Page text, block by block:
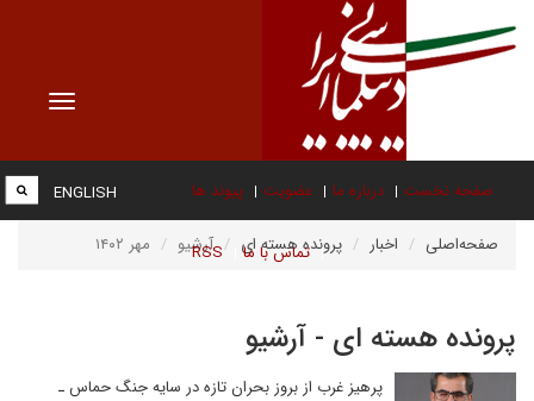
Toggle
صفحه نخست درباره ما عضویت پیوند ها
تماس با ما RSS
ENGLISH
صفحه‌اصلی اخبار پرونده هسته ای آرشیو مهر ۱۴۰۲
پرونده هسته ای - آرشیو
پرهیز غرب از بروز بحران تازه در سایه جنگ حماس ـ